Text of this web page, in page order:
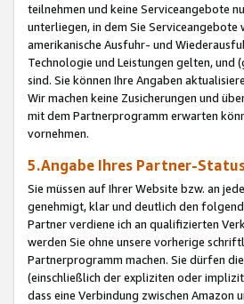
teilnehmen und keine Serviceangebote
unterliegen, in dem Sie
amerikanische Ausfuhr- und
Technologie und Leistungen gelten,
sind. Sie können Ihre Angaben
Wir machen keine Zusicherungen und
mit dem Partnerprogramm erwarten
vornehmen.
5.Angabe Ihres Partner-
Sie müssen auf Ihrer Website bzw. an
genehmigt, klar und deutlich den
Partner verdiene ich an qualifizierten
werden Sie ohne unsere vorherige
Partnerprogramm machen. Sie dürfen
(einschließlich der expliziten oder
dass eine Verbindung zwischen Amazon